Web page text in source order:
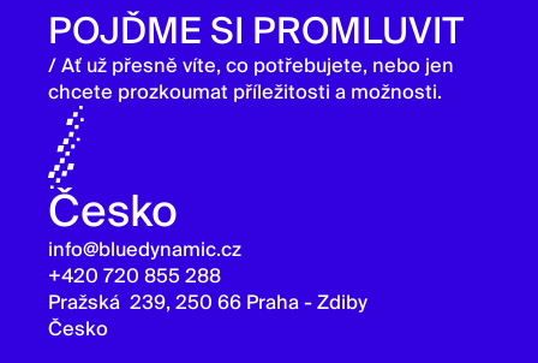
POJĎME SI PROMLUVIT
/ Ať už přesně víte, co potřebujete, nebo jen
chcete prozkoumat příležitosti a možnosti.
Česko
info@bluedynamic.cz
+420 720 855 288
Pražská 239, 250 66 Praha - Zdiby
Česko